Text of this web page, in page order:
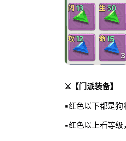
⚔️【门派装备】
▪️红色以下都是狗
▪️红色以上看等级